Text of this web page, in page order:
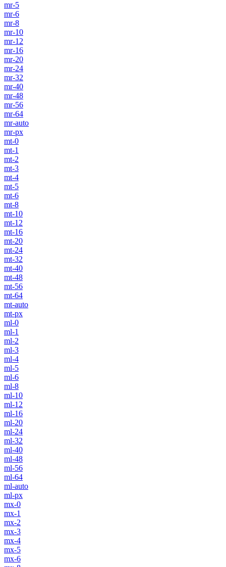
mr-5
mr-6
mr-8
mr-10
mr-12
mr-16
mr-20
mr-24
mr-32
mr-40
mr-48
mr-56
mr-64
mr-auto
mr-px
mt-0
mt-1
mt-2
mt-3
mt-4
mt-5
mt-6
mt-8
mt-10
mt-12
mt-16
mt-20
mt-24
mt-32
mt-40
mt-48
mt-56
mt-64
mt-auto
mt-px
ml-0
ml-1
ml-2
ml-3
ml-4
ml-5
ml-6
ml-8
ml-10
ml-12
ml-16
ml-20
ml-24
ml-32
ml-40
ml-48
ml-56
ml-64
ml-auto
ml-px
mx-0
mx-1
mx-2
mx-3
mx-4
mx-5
mx-6